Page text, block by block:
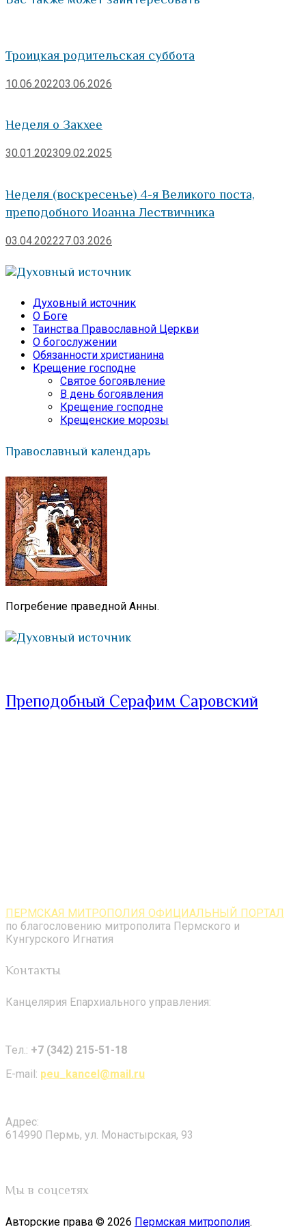
Троицкая родительская суббота
10.06.202203.06.2026
Неделя о Закхее
30.01.202309.02.2025
Неделя (воскресенье) 4-я Великого поста,
преподобного Иоанна Лествичника
03.04.202227.03.2026
Духовный источник
Духовный источник
О Боге
Таинства Православной Церкви
О богослужении
Обязанности христианина
Крещение господне
Святое богоявление
В день богоявления
Крещение господне
Крещенские морозы
Православный календарь
Погребение праведной Анны.
Духовный источник
Преподобный Серафим Саровский
ПЕРМСКАЯ МИТРОПОЛИЯ ОФИЦИАЛЬНЫЙ ПОРТАЛ
по благословению митрополита Пермского и
Кунгурского Игнатия
Контакты
Канцелярия Епархиального управления:
Tел.: +7 (342) 215-51-18
E-mail: peu_kancel@mail.ru
Адрес:
614990 Пермь, ул. Монастырская, 93
Мы в соцсетях
Авторские права © 2026 Пермская митрополия.